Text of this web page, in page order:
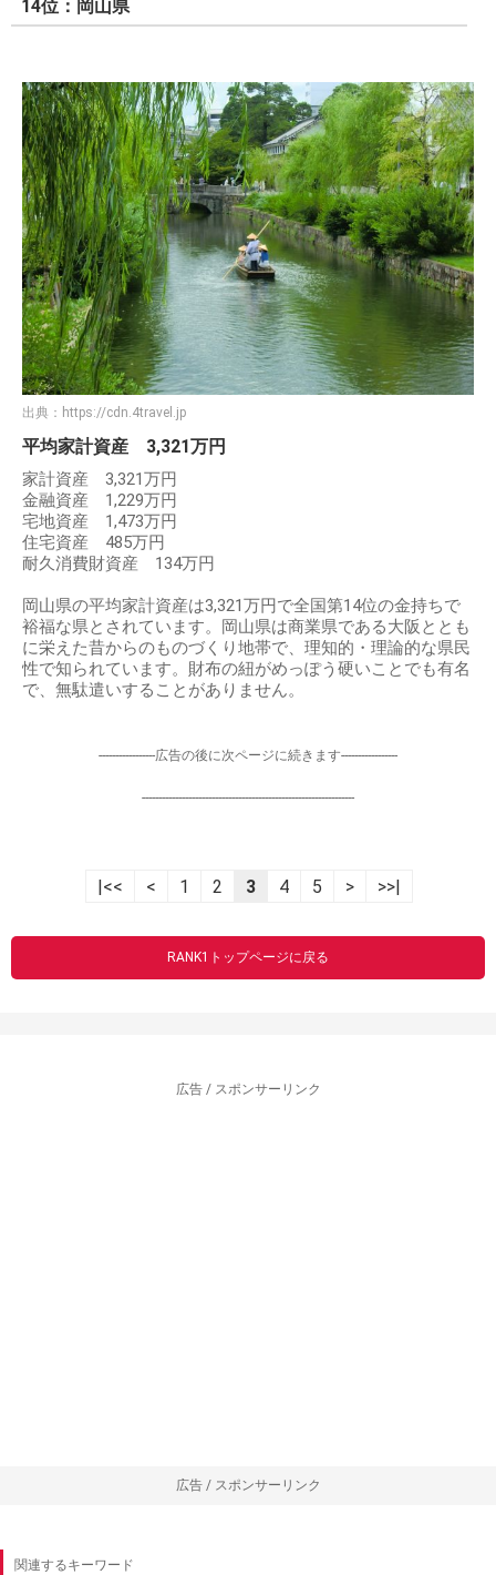
14位：岡山県
出典： https://cdn.4travel.jp
平均家計資産 3,321万円
家計資産 3,321万円
金融資産 1,229万円
宅地資産 1,473万円
住宅資産 485万円
耐久消費財資産 134万円
岡山県の平均家計資産は3,321万円で全国第14位の金持ちで
裕福な県とされています。岡山県は商業県である大阪ととも
に栄えた昔からのものづくり地帯で、理知的・理論的な県民
性で知られています。財布の紐がめっぽう硬いことでも有名
で、無駄遣いすることがありません。
-----------------広告の後に次ページに続きます-----------------
----------------------------------------------------------------
|<< < 1 2 3 4 5 > >>|
RANK1トップページに戻る
広告 / スポンサーリンク
広告 / スポンサーリンク
関連するキーワード